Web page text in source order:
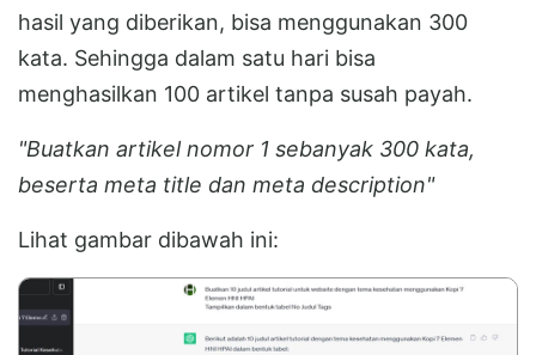
hasil yang diberikan, bisa menggunakan 300
kata. Sehingga dalam satu hari bisa
menghasilkan 100 artikel tanpa susah payah.
"Buatkan artikel nomor 1 sebanyak 300 kata,
beserta meta title dan meta description"
Lihat gambar dibawah ini: